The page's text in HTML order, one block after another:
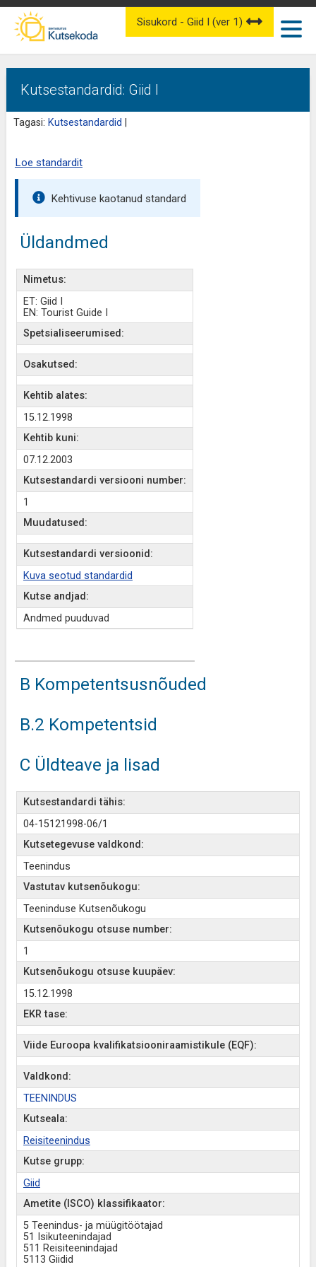
Kutsestandardid: Giid I
Tagasi: Kutsestandardid
Sisukord - Giid I (ver 1)
Loe standardit
Kehtivuse kaotanud standard
Üldandmed
Nimetus:
ET: Giid I
EN: Tourist Guide I
Spetsialiseerumised:
Osakutsed:
Kehtib alates:
15.12.1998
Kehtib kuni:
07.12.2003
Kutsestandardi versiooni number:
1
Muudatused:
Kutsestandardi versioonid:
Kuva seotud standardid
Kutse andjad:
Andmed puuduvad
B Kompetentsusnõuded
B.2 Kompetentsid
C Üldteave ja lisad
Kutsestandardi tähis:
04-15121998-06/1
Kutsetegevuse valdkond:
Teenindus
Vastutav kutsenõukogu:
Teeninduse Kutsenõukogu
Kutsenõukogu otsuse number:
1
Kutsenõukogu otsuse kuupäev:
15.12.1998
EKR tase:
Viide Euroopa kvalifikatsiooniraamistikule (EQF):
Valdkond:
TEENINDUS
Kutseala:
Reisiteenindus
Kutse grupp:
Giid
Ametite (ISCO) klassifikaator:
5 Teenindus- ja müügitöötajad
51 Isikuteenindajad
511 Reisiteenindajad
5113 Giidid